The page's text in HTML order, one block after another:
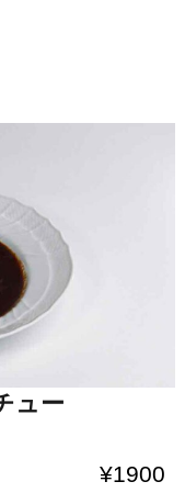
ュー
¥1900